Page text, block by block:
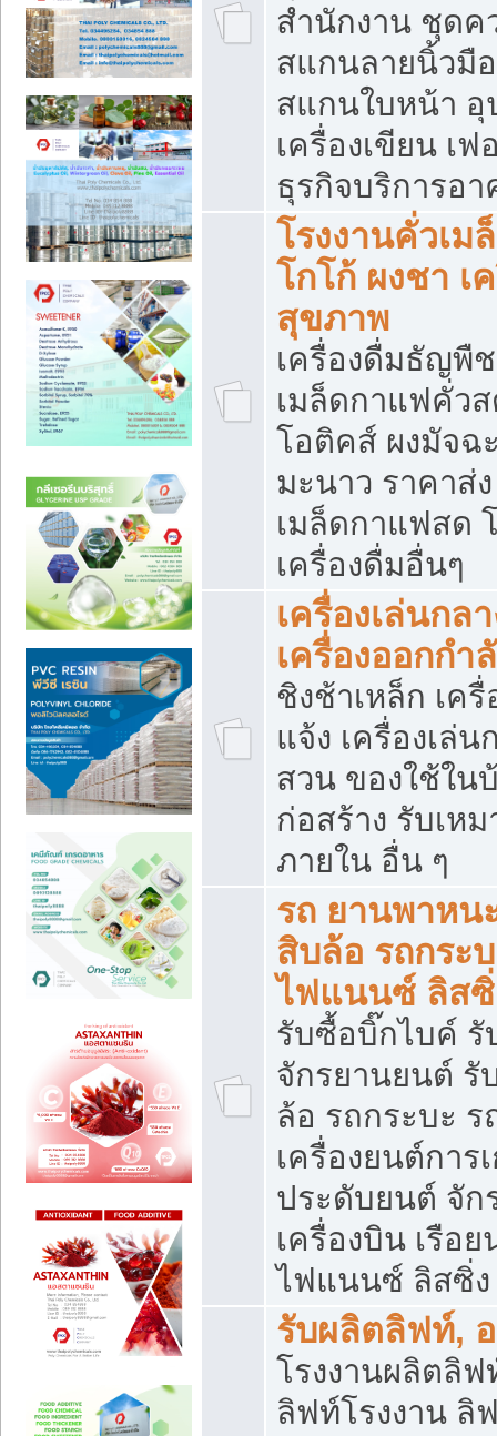
สำนักงาน ชุดค
สแกนลายนิ้วมื
สแกนใบหน้า
เครื่องเขียน เ
ธุรกิจบริการอ
โรงงานคั่วเม
โกโก้ ผงชา เ
สุขภาพ
เครื่องดื่มธัญพื
เมล็ดกาแฟคั่ว
โอติคส์ ผงมัจฉ
มะนาว ราคาส่
เมล็ดกาแฟสด
เครื่องดื่มอื่นๆ
เครื่องเล่นกล
เครื่องออกกำ
ชิงช้าเหล็ก เค
แจ้ง เครื่องเล่น
สวน ของใช้ใน
ก่อสร้าง รับเห
ภายใน อื่น ๆ
รถ ยานพาหน
สิบล้อ รถกระ
ไฟแนนซ์ ลิส
รับซื้อบิ๊กไบค์
จักรยานยนต์ รั
ล้อ รถกระบะ
เครื่องยนต์การ
ประดับยนต์ จัก
เครื่องบิน เรือ
ไฟแนนซ์ ลิสซิ่ง
รับผลิตลิฟท์,
โรงงานผลิตลิ
ลิฟท์โรงงาน ลิ